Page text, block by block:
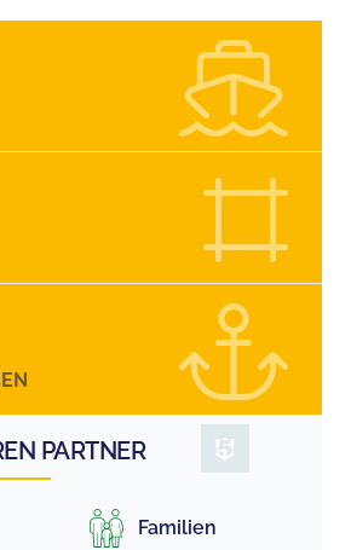
PARTNER
Familien